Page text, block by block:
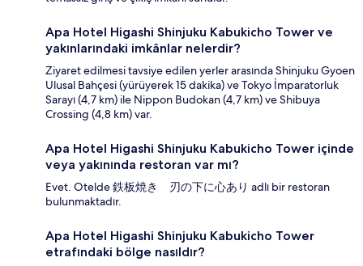
Apa Hotel Higashi Shinjuku Kabukicho Tower ve
yakınlarındaki imkânlar nelerdir?
Ziyaret edilmesi tavsiye edilen yerler arasında Shinjuku Gyoen
Ulusal Bahçesi (yürüyerek 15 dakika) ve Tokyo İmparatorluk
Sarayı (4,7 km) ile Nippon Budokan (4,7 km) ve Shibuya
Crossing (4,8 km) var.
Apa Hotel Higashi Shinjuku Kabukicho Tower içinde
veya yakınında restoran var mı?
Evet. Otelde 鉄板焼き 刃の下に心あり adlı bir restoran
bulunmaktadır.
Apa Hotel Higashi Shinjuku Kabukicho Tower
etrafındaki bölge nasıldır?